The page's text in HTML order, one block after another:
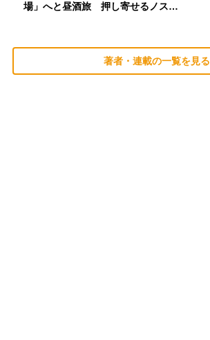
場」へと昼酒旅 押し寄せるノス…
著者・連載の一覧を見る